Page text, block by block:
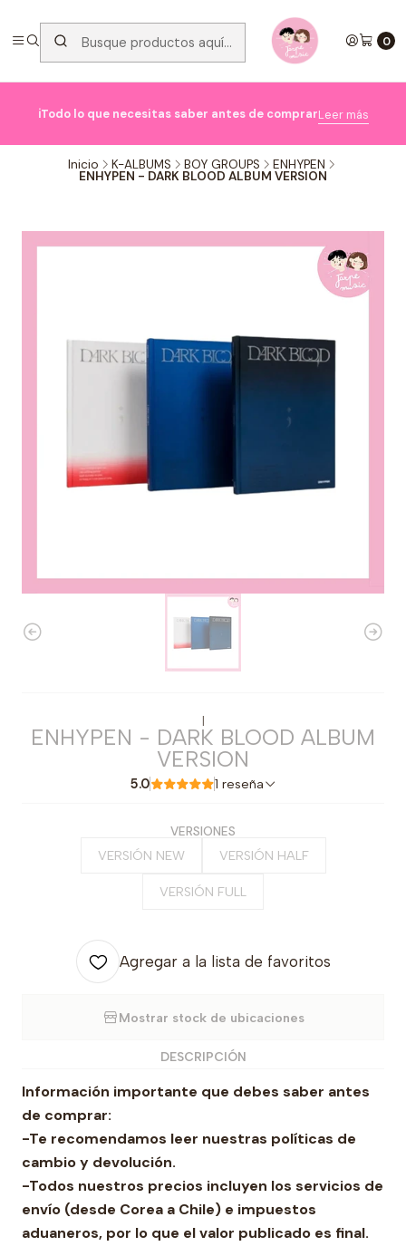
0
ℹ️Todo lo que necesitas saber antes de comprarLeer más
Inicio K-ALBUMS BOY GROUPS ENHYPEN
ENHYPEN - DARK BLOOD ALBUM VERSION
|
ENHYPEN - DARK BLOOD ALBUM
VERSION
5.0 1 reseña
VERSIONES
VERSIÓN NEW VERSIÓN HALF
VERSIÓN FULL
Agregar a la lista de favoritos
Mostrar stock de ubicaciones
DESCRIPCIÓN
Información importante que debes saber antes
de comprar:
-Te recomendamos leer nuestras políticas de
cambio y devolución.
-Todos nuestros precios incluyen los servicios de
envío (desde Corea a Chile) e impuestos
aduaneros, por lo que el valor publicado es final.